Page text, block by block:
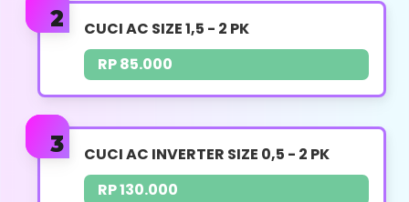
PASANG AC
UKURAN PK : 0,5 - 1 PK
CUCI AC SIZE 1,5 - 2 PK
RP 85.000
CUCI AC INVERTER SIZE 0,5 - 2 PK
RP 130.000